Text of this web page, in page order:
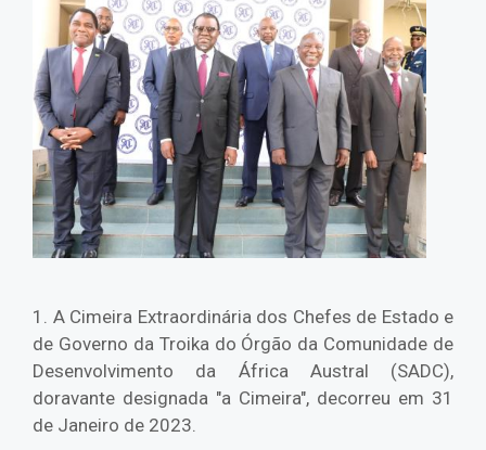
1. A Cimeira Extraordinária dos Chefes de Estado e
de Governo da Troika do Órgão da Comunidade de
Desenvolvimento da África Austral (SADC),
doravante designada "a Cimeira", decorreu em 31
de Janeiro de 2023.